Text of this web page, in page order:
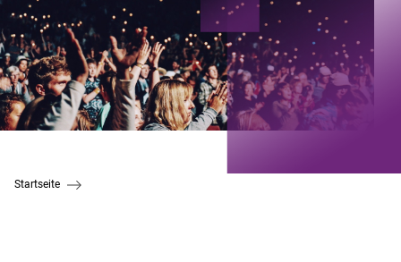
Startseite